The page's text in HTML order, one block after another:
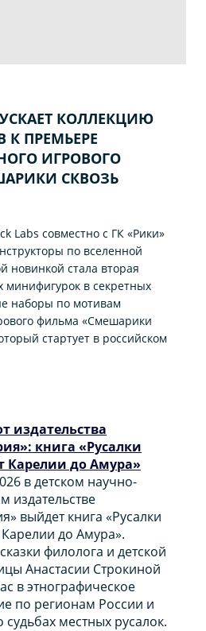
КОЛЛЕКЦИЮ
К ПРЕМЬЕРЕ
ИГРОВОГО
СКВОЗЬ
Labs совместно с ГК «Рики»
по вселенной
новинкой стала вторая
минифигурок в секретных
наборы по мотивам
фильма «Смешарики
стартует в российском
издательства
книга «Русалки
Карелии до Амура»
в детском научно-
издательстве
выйдет книга «Русалки
до Амура».
филолога и детской
Анастасии Строкиной
в этнографическое
по регионам России и
судьбах местных русалок.